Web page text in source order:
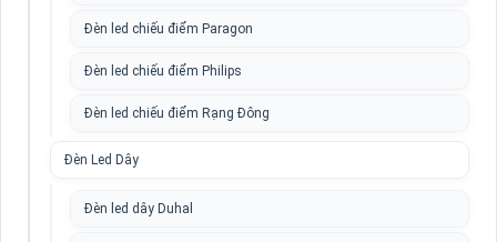
Đèn led chiếu điểm Paragon
Đèn led chiếu điểm Philips
Đèn led chiếu điểm Rạng Đông
Đèn Led Dây
Đèn led dây Duhal